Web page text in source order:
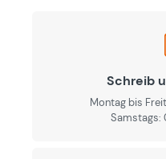
Schreib
Montag bis
Samstags: